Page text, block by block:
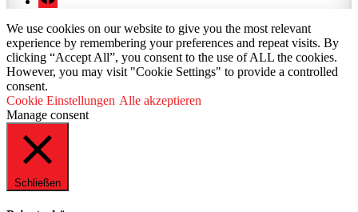
We use cookies on our website to give you the most relevant
experience by remembering your preferences and repeat visits. By
clicking “Accept All”, you consent to the use of ALL the cookies.
However, you may visit "Cookie Settings" to provide a controlled
consent.
Cookie Einstellungen Alle akzeptieren
Manage consent
Schließen